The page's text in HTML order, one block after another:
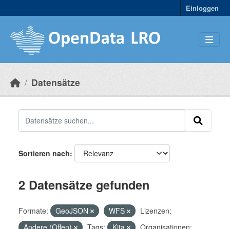
Einloggen
Datensätze
Sortieren nach
2 Datensätze gefunden
Formate: GeoJSON WFS
Lizenzen:
Andere (Offen)
Tags: Kita
Organisationen: